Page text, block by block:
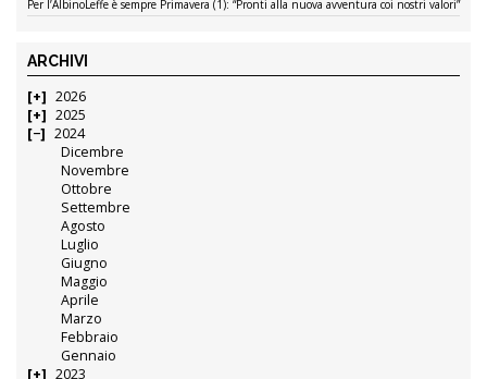
Per l’AlbinoLeffe è sempre Primavera (1): “Pronti alla nuova avventura coi nostri valori”
ARCHIVI
2026
2025
2024
Dicembre
Novembre
Ottobre
Settembre
Agosto
Luglio
Giugno
Maggio
Aprile
Marzo
Febbraio
Gennaio
2023